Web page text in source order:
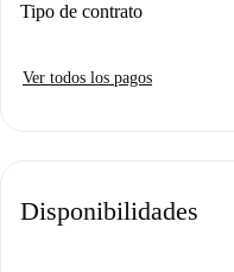
Tipo de contrato
Ver todos los pagos
Disponibilidades